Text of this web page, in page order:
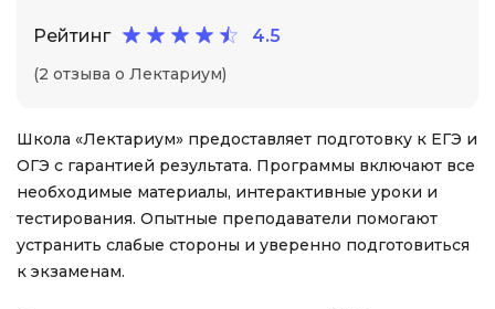
Рейтинг 4.5
(2 отзыва о Лектариум)
Школа «Лектариум» предоставляет подготовку к ЕГЭ и
ОГЭ с гарантией результата. Программы включают все
необходимые материалы, интерактивные уроки и
тестирования. Опытные преподаватели помогают
устранить слабые стороны и уверенно подготовиться
к экзаменам.